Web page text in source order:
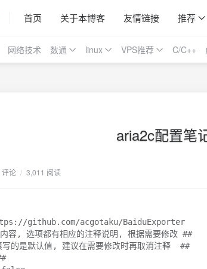
首页 关于本博客 友情链接 推荐
网络技术 数通 linux VPS推荐 C/C++
aria2c配置笔
评论 / 3,011 阅读
github.com/acgotaku/BaiduExporter
容, 选项都有相应的注释说明, 根据需要修改 ##
写的是默认值, 建议在需要修改时再取消注释  ##